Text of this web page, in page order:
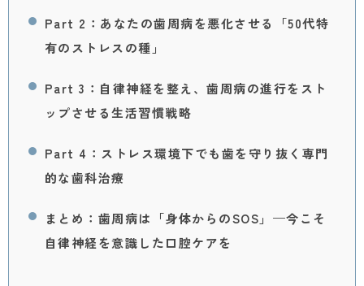
Part 2：あなたの歯周病を悪化させる「50代特
有のストレスの種」
Part 3：自律神経を整え、歯周病の進行をスト
ップさせる生活習慣戦略
Part 4：ストレス環境下でも歯を守り抜く専門
的な歯科治療
まとめ：歯周病は「身体からのSOS」—今こそ
自律神経を意識した口腔ケアを